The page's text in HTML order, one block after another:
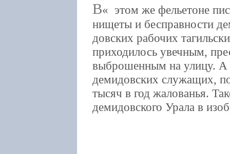
В
этом же фельетоне
нищеты и бесправности
довских рабочих
приходилось увечным,
выброшенным на улицу. А
демидовских служащих,
тысяч в год жалованья.
демидовского Урала в